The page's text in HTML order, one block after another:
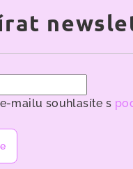
mailu souhlasíte s